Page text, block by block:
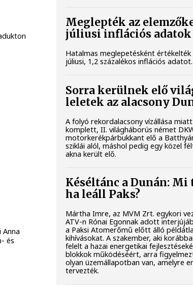
Anna
és
Meglepték az
júliusi inflációs adatok
Hatalmas meglepetésként értékelték
júliusi, 1,2 százalékos inflációs adatot.
Sorra kerülnek elő
leletek az alacsony
A folyó rekordalacsony vízállása
komplett, II. világháborús német
motorkerékpárbukkant elő a
sziklái alól, máshol pedig egy közel
akna került elő.
Késéltánc a Dunán:
ha leáll Paks?
Mártha Imre, az MVM Zrt. egykori
ATV-n Rónai Egonnak adott
a Paksi Atomerőmű előtt álló
kihívásokat. A szakember, aki
felelt a hazai energetikai
blokkok működéséért, arra
olyan üzemállapotban van, amelyre
tervezték.